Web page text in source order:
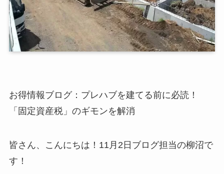
お得情報ブログ：プレハブを建てる前に必読！
「固定資産税」のギモンを解消
皆さん、こんにちは！11月2日ブログ担当の柳沼で
す！